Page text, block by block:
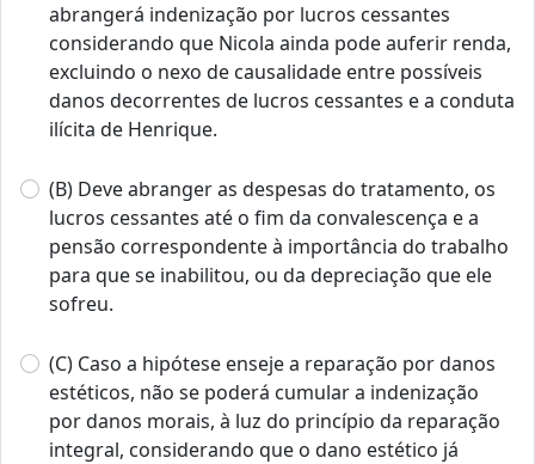
abrangerá indenização por lucros cessantes
considerando que Nicola ainda pode auferir renda,
excluindo o nexo de causalidade entre possíveis
danos decorrentes de lucros cessantes e a conduta
ilícita de Henrique.
(B) Deve abranger as despesas do tratamento, os
lucros cessantes até o fim da convalescença e a
pensão correspondente à importância do trabalho
para que se inabilitou, ou da depreciação que ele
sofreu.
(C) Caso a hipótese enseje a reparação por danos
estéticos, não se poderá cumular a indenização
por danos morais, à luz do princípio da reparação
integral, considerando que o dano estético já